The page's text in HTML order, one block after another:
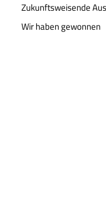
Zukunftsweisende
Wir haben gewonnen